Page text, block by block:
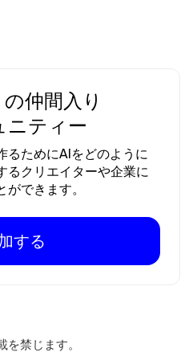
仲間入り
ニティー
るためにAIをどのように
るクリエイターや企業に
できます。
する
を禁じます。